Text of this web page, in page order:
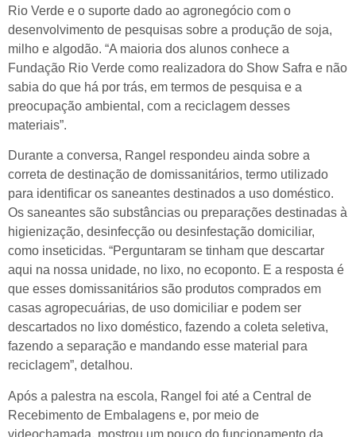
Rio Verde e o suporte dado ao agronegócio com o
desenvolvimento de pesquisas sobre a produção de soja,
milho e algodão. “A maioria dos alunos conhece a
Fundação Rio Verde como realizadora do Show Safra e não
sabia do que há por trás, em termos de pesquisa e a
preocupação ambiental, com a reciclagem desses
materiais”.
Durante a conversa, Rangel respondeu ainda sobre a
correta de destinação de domissanitários, termo utilizado
para identificar os saneantes destinados a uso doméstico.
Os saneantes são substâncias ou preparações destinadas à
higienização, desinfecção ou desinfestação domiciliar,
como inseticidas. “Perguntaram se tinham que descartar
aqui na nossa unidade, no lixo, no ecoponto. E a resposta é
que esses domissanitários são produtos comprados em
casas agropecuárias, de uso domiciliar e podem ser
descartados no lixo doméstico, fazendo a coleta seletiva,
fazendo a separação e mandando esse material para
reciclagem”, detalhou.
Após a palestra na escola, Rangel foi até a Central de
Recebimento de Embalagens e, por meio de
videochamada, mostrou um pouco do funcionamento da